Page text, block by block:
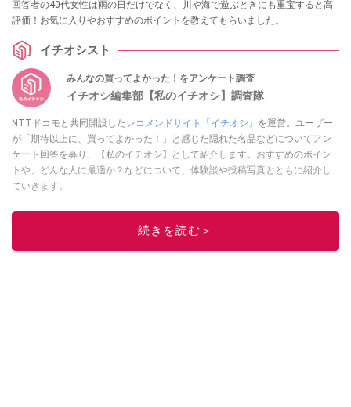
回答者の40代女性は雨の日だけでなく、川や海で遊ぶときにも重宝すると高
評価！お気に入りやおすすめのポイントを教えてもらいました。
イチオシスト
みんなの買ってよかった！をアンケート調査
イチオシ編集部【私のイチオシ】調査隊
NTTドコモと共同開設した レコメンドサイト「イチオシ」 を運営。ユーザー
が「期待以上に、買ってよかった！」と感じた隠れた名品などについてアン
ケート回答を募り、【私のイチオシ】として紹介します。おすすめのポイン
トや、どんな人に最適か？などについて、体験談や投稿写真とともに紹介し
ていきます。
このイチオシストの他の記事を読む
続きを読む＞